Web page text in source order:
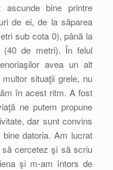
bine printre
de ei, de la săparea
sub cota 0), până la
(40 de metri). În felul
avea un alt
situaţii grele, nu
în acest ritm. A fost
ne putem propune
dar sunt convins
datoria. Am lucrat
cercetez şi să scriu
şi m-am întors de